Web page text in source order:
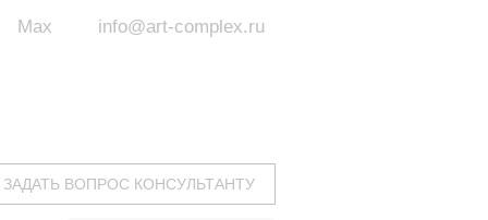
info@art-complex.ru
Max
ЗАДАТЬ ВОПРОС КОНСУЛЬТАНТУ